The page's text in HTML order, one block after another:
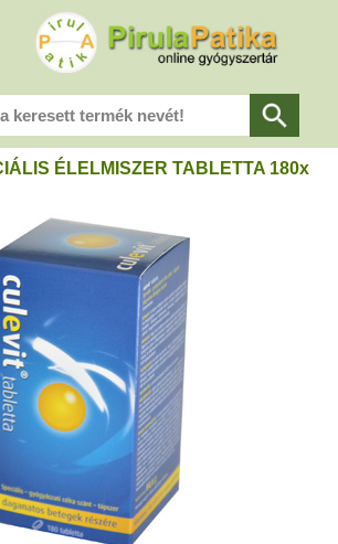
ÉLELMISZER TABLETTA 180x